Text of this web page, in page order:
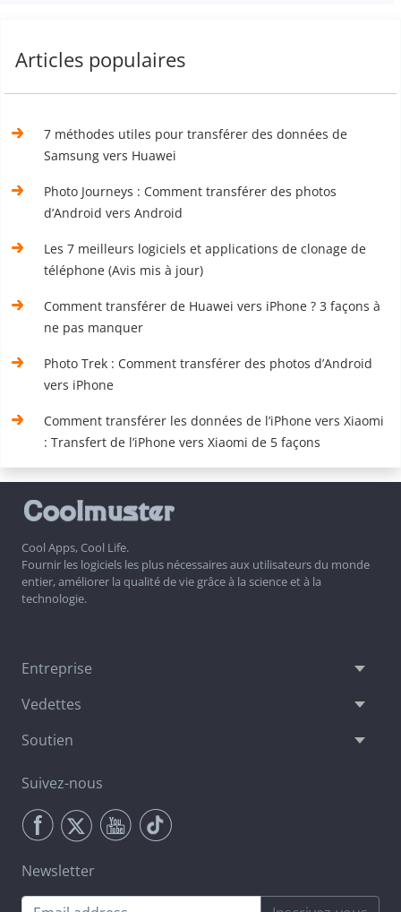
Articles populaires
7 méthodes utiles pour transférer des données de
Samsung vers Huawei
Photo Journeys : Comment transférer des photos
d’Android vers Android
Les 7 meilleurs logiciels et applications de clonage de
téléphone (Avis mis à jour)
Comment transférer de Huawei vers iPhone ? 3 façons à
ne pas manquer
Photo Trek : Comment transférer des photos d’Android
vers iPhone
Comment transférer les données de l’iPhone vers Xiaomi
: Transfert de l’iPhone vers Xiaomi de 5 façons
Cool Apps, Cool Life.
Fournir les logiciels les plus nécessaires aux utilisateurs du monde
entier, améliorer la qualité de vie grâce à la science et à la
technologie.
Entreprise
Vedettes
Soutien
Suivez-nous
Newsletter